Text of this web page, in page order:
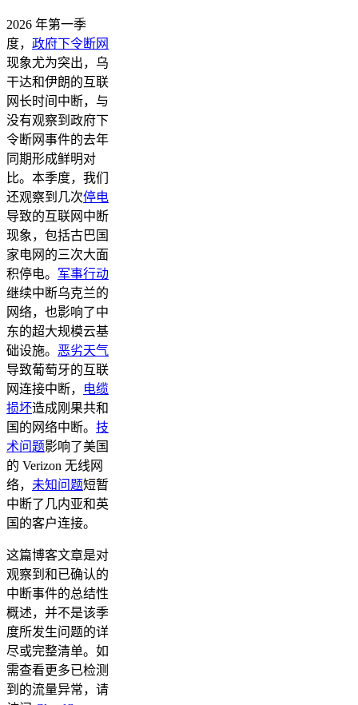
2026 年第一季
度， 政府下令断网
现象尤为突出，乌
干达和伊朗的互联
网长时间中断，与
没有观察到政府下
令断网事件的去年
同期形成鲜明对
比。本季度，我们
还观察到几次停电
导致的互联网中断
现象，包括古巴国
家电网的三次大面
积停电。 军事行动
继续中断乌克兰的
网络，也影响了中
东的超大规模云基
础设施。 恶劣天气
导致葡萄牙的互联
网连接中断，
电缆
损坏造成刚果共和
国的网络中断。 技
术问题影响了美国
的 Verizon 无线网
络， 未知问题短暂
中断了几内亚和英
国的客户连接。
这篇博客文章是对
观察到和已确认的
中断事件的总结性
概述，并不是该季
度所发生问题的详
尽或完整清单。如
需查看更多已检测
到的流量异常，请